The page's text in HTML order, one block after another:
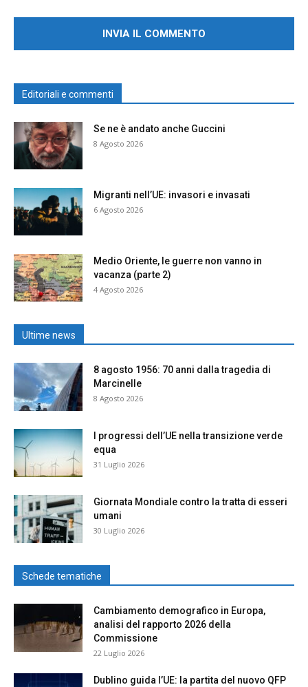
Editoriali e commenti
Se ne è andato anche Guccini
8 Agosto 2026
Migranti nell’UE: invasori e invasati
6 Agosto 2026
Medio Oriente, le guerre non vanno in
vacanza (parte 2)
4 Agosto 2026
Ultime news
8 agosto 1956: 70 anni dalla tragedia di
Marcinelle
8 Agosto 2026
I progressi dell’UE nella transizione verde
equa
31 Luglio 2026
Giornata Mondiale contro la tratta di esseri
umani
30 Luglio 2026
Schede tematiche
Cambiamento demografico in Europa,
analisi del rapporto 2026 della
Commissione
22 Luglio 2026
Dublino guida l’UE: la partita del nuovo QFP